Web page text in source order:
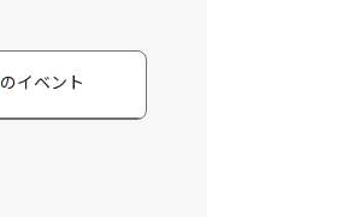
のイベント